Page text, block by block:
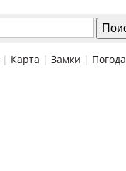
| Карта | Замки | Погода